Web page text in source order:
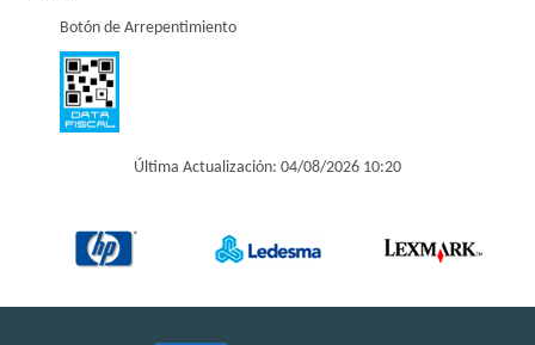
Botón de Arrepentimiento
Última Actualización: 04/08/2026 10:20